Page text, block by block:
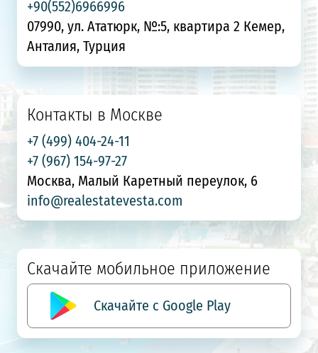
+90(552)6966996
07990, ул. Ататюрк, №:5, квартира 2 Кемер,
Анталия, Турция
Контакты в Москве
+7 (499) 404-24-11
+7 (967) 154-97-27
Москва, Малый Каретный переулок, 6
info@realestatevesta.com
Скачайте мобильное приложение
Скачайте с Google Play